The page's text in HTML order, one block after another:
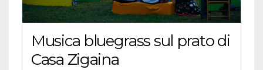
Musica bluegrass sul prato di
Casa Zigaina